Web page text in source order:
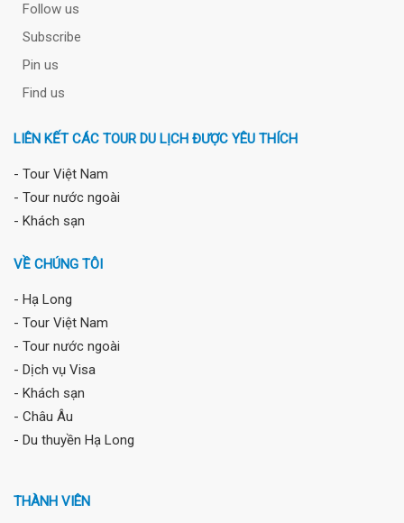
Follow us
Subscribe
Pin us
Find us
LIÊN KẾT CÁC TOUR DU LỊCH ĐƯỢC YÊU THÍCH
- Tour Việt Nam
- Tour nước ngoài
- Khách sạn
VỀ CHÚNG TÔI
- Hạ Long
- Tour Việt Nam
- Tour nước ngoài
- Dịch vụ Visa
- Khách sạn
- Châu Âu
- Du thuyền Hạ Long
THÀNH VIÊN